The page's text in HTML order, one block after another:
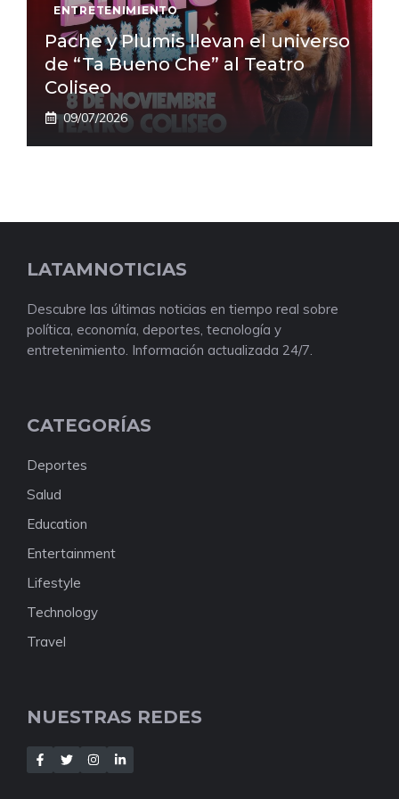
ENTRETENIMIENTO
Pache y Plumis llevan el universo
de “Ta Bueno Che” al Teatro
Coliseo
09/07/2026
LATAMNOTICIAS
Descubre las últimas noticias en tiempo real sobre
política, economía, deportes, tecnología y
entretenimiento. Información actualizada 24/7.
CATEGORÍAS
Deportes
Salud
Education
Entertainment
Lifestyle
Technology
Travel
NUESTRAS REDES